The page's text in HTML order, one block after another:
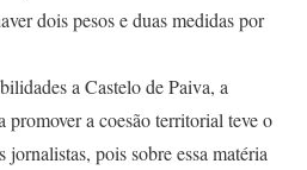
dois pesos e duas medidas por
a Castelo de Paiva, a
promover a coesão territorial teve o
jornalistas, pois sobre essa matéria